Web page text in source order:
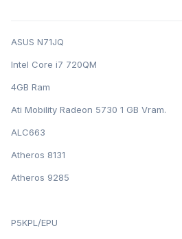
ASUS N71JQ
Intel Core i7 720QM
4GB Ram
Ati Mobility Radeon 5730 1 GB Vram.
ALC663
Atheros 8131
Atheros 9285
P5KPL/EPU